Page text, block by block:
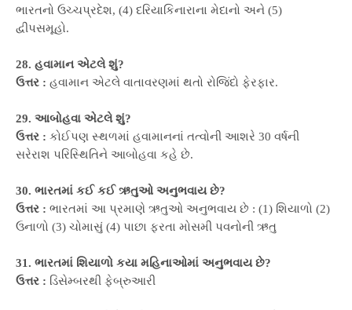
ભારતનો ઉચ્ચપ્રદેશ, (4) દરિયાકિનારાના મેદાનો અને (5)
દ્વીપસમૂહો.
28. હવામાન એટલે શું?
ઉત્તર : હવામાન એટલે વાતાવરણમાં થતો રોજિંદો ફેરફાર.
29. આબોહવા એટલે શું?
ઉત્તર : કોઈપણ સ્થળમાં હવામાનનાં તત્વોની આશરે 30 વર્ષની
સરેરાશ પરિસ્થિતિને આબોહવા કહે છે.
30. ભારતમાં કઈ કઈ ઋતુઓ અનુભવાય છે?
ઉત્તર : ભારતમાં આ પ્રમાણે ઋતુઓ અનુભવાય છે : (1) શિયાળો (2)
ઉનાળો (3) ચોમાસું (4) પાછા ફરતા મોસમી પવનોની ઋતુ
31. ભારતમાં શિયાળો કયા મહિનાઓમાં અનુભવાય છે?
ઉત્તર : ડિસેમ્બરથી ફેબ્રુઆરી